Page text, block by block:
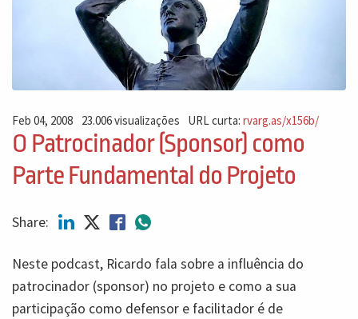
Feb 04, 2008 23.006 visualizações URL curta:rvarg.as/x156b/
O Patrocinador (Sponsor) como
Parte Fundamental do Projeto
Share:
Neste podcast, Ricardo fala sobre a influência do
patrocinador (sponsor) no projeto e como a sua
participação como defensor e facilitador é de